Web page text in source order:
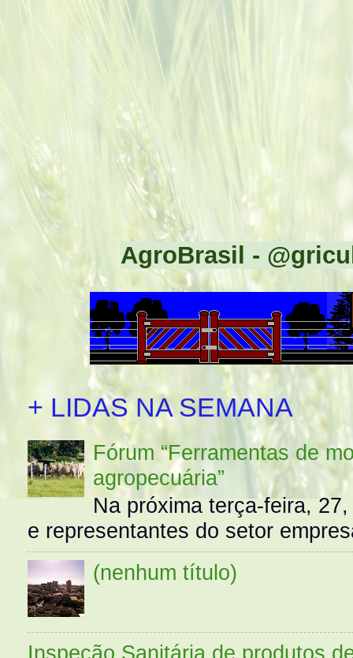
AgroBrasil -
+ LIDAS NA SEMANA
Fórum “Ferramentas de
agropecuária”
Na próxima terça-feira,
e representantes do setor
(nenhum título)